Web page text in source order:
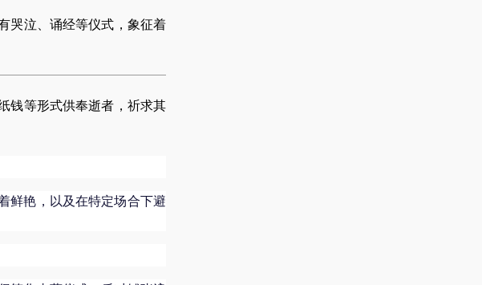
哭泣、诵经等仪式，象征着
钱等形式供奉逝者，祈求其
鲜艳，以及在特定场合下避